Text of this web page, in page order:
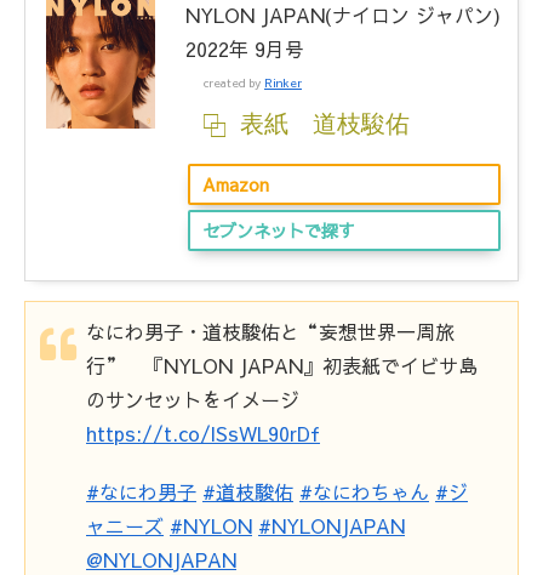
NYLON JAPAN(ナイロン ジャパン)
2022年 9月号
created by Rinker
表紙 道枝駿佑
Amazon
セブンネットで探す
なにわ男子・道枝駿佑と“妄想世界一周旅
行” 『NYLON JAPAN』初表紙でイビサ島
のサンセットをイメージ
https://t.co/lSsWL90rDf
#なにわ男子 #道枝駿佑 #なにわちゃん #ジ
ャニーズ #NYLON #NYLONJAPAN
@NYLONJAPAN